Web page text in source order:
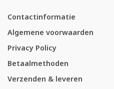
Contactinformatie
Algemene voorwaarden
Privacy Policy
Betaalmethoden
Verzenden & leveren